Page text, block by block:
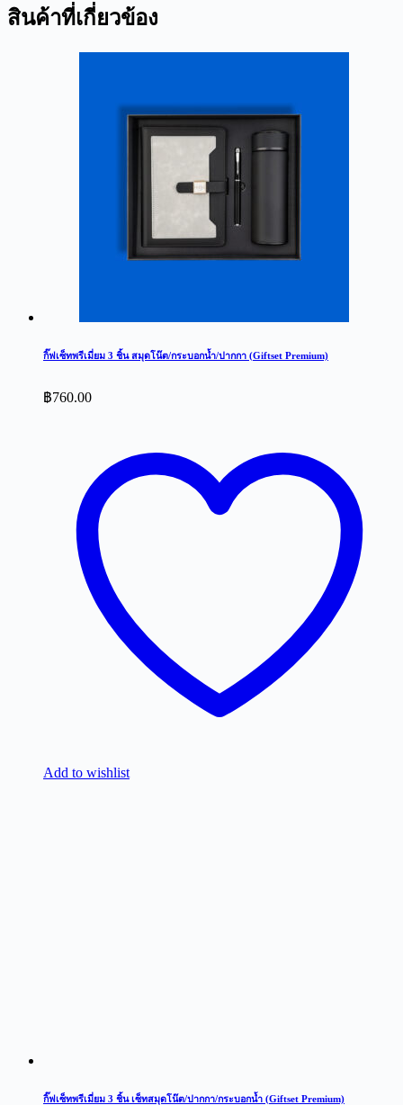
สินค้าที่เกี่ยวข้อง
กิ๊ฟเซ็ทพรีเมี่ยม 3 ชิ้น สมุดโน๊ต/กระบอกน้ำ/ปากกา (Giftset Premium)
฿760.00
Add to wishlist
กิ๊ฟเซ็ทพรีเมี่ยม 3 ชิ้น เซ็ทสมุดโน๊ต/ปากกา/กระบอกน้ำ (Giftset Premium)